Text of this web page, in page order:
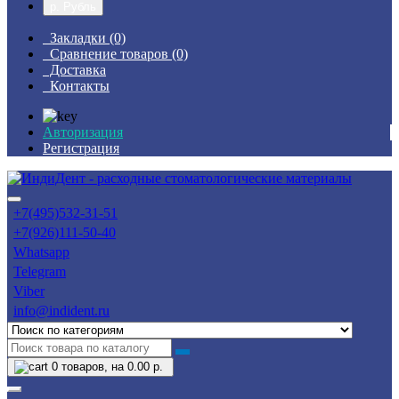
Закладки (0)
Сравнение товаров (0)
Доставка
Контакты
Авторизация
Регистрация
+7(495)532-31-51
+7(926)111-50-40
Whatsapp
Telegram
Viber
info@indident.ru
0 товаров, на 0.00 р.